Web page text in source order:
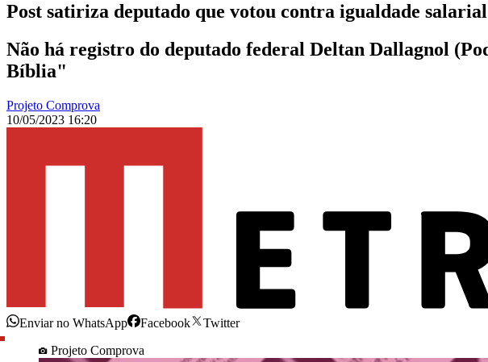
Post satiriza deputado que votou contra igualdade
Não há registro do deputado federal Deltan Dallagnol
Bíblia"
Projeto Comprova
10/05/2023 16:20
Enviar no WhatsApp Facebook
Twitter
Projeto Comprova